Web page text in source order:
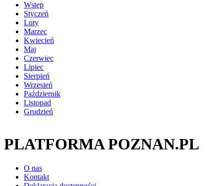
Wstęp
Styczeń
Luty
Marzec
Kwiecień
Maj
Czerwiec
Lipiec
Sierpień
Wrzesień
Październik
Listopad
Grudzień
PLATFORMA POZNAN.PL
O nas
Kontakt